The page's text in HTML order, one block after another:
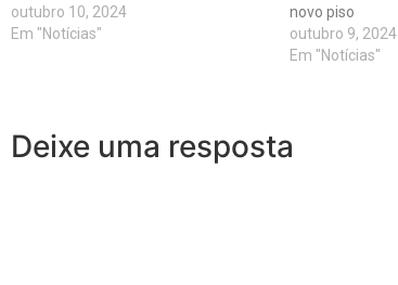
outubro 10, 2024
Em "Notícias"
novo piso
outubro 9, 2024
Em "Notícias"
Deixe uma resposta